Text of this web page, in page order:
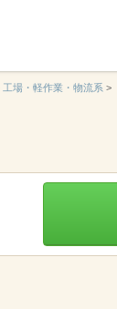
工場・軽作業・物流系 >